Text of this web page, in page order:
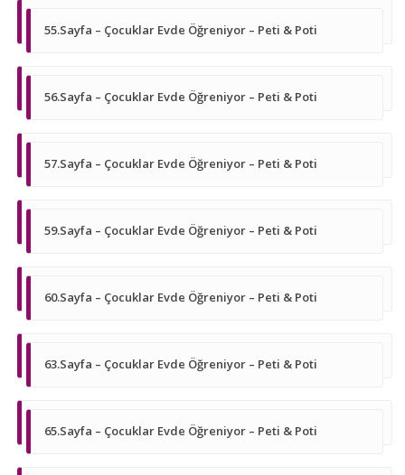
55.Sayfa – Çocuklar Evde Öğreniyor – Peti & Poti
56.Sayfa – Çocuklar Evde Öğreniyor – Peti & Poti
57.Sayfa – Çocuklar Evde Öğreniyor – Peti & Poti
59.Sayfa – Çocuklar Evde Öğreniyor – Peti & Poti
60.Sayfa – Çocuklar Evde Öğreniyor – Peti & Poti
63.Sayfa – Çocuklar Evde Öğreniyor – Peti & Poti
65.Sayfa – Çocuklar Evde Öğreniyor – Peti & Poti